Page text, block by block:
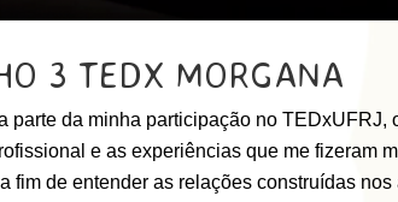
3 TEDX MORGANA
parte da minha participação no TEDxUFRJ,
e as experiências que me fizeram
fim de entender as relações construídas nos